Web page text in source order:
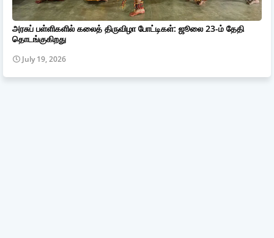
அரசுப் பள்ளிகளில் கலைத் திருவிழா போட்டிகள்: ஜூலை 23-ம் தேதி
தொடங்குகிறது
July 19, 2026